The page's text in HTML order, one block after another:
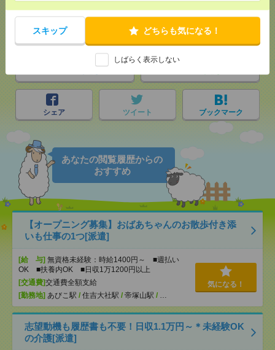
スキップ どちらも気になる！
しばらく表示しない
気になる！ 電話応募
シェア ツイート ブックマーク
あなたの閲覧履歴からの
おすすめ
【オープニング募集】おばあちゃんのお散歩付き添
いも仕事の1つ[派遣]
[給 与] 無資格未経験：時給1400円～ ■週払い
OK ■扶養内OK ■日収1万1200円以上
[交通費]交通費全額支給
[勤務地] あびこ駅 / 住吉大社駅 / 帝塚山駅 / …
気になる！
志望動機も履歴書も不要！日収1.1万円～＊未経験OK
の介護[派遣]